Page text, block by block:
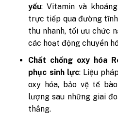
yếu: Vitamin và
trực tiếp qua đường
thu nhanh, tối ưu chức
các hoạt động chuyển
Chất chống oxy hóa
phục sinh lực: Liệu
oxy hóa, bảo vệ tế
lượng sau những giai
thẳng.